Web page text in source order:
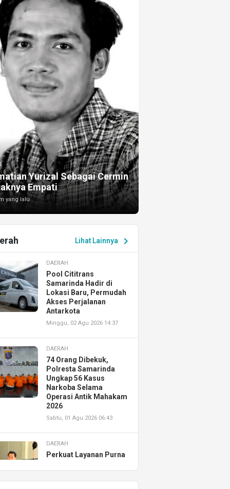
Yurizal Sebagai Cermin
Empati
yang lalu
Lihat Lainnya chevron_right
DAERAH
Pool Cititrans
Samarinda Hadir di
Lokasi Baru, Permudah
Akses Perjalanan
Antarkota
Minggu, 02 Agu 2026 14:37
DAERAH
74 Orang Dibekuk,
Polresta Samarinda
Ungkap 56 Kasus
Narkoba Selama
Operasi Antik Mahakam
2026
Sabtu, 01 Agu 2026 06:43
DAERAH
Perkuat Layanan Purna
Resmikan AHASS